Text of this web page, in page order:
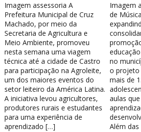
Imagem assessoria A
Prefeitura Municipal de Cruz
Machado, por meio da
Secretaria de Agricultura e
Meio Ambiente, promoveu
nesta semana uma viagem
técnica até a cidade de Castro
para participação na Agroleite,
um dos maiores eventos do
setor leiteiro da América Latina.
A iniciativa levou agricultores,
produtores rurais e estudantes
para uma experiência de
aprendizado […]
Imagem
de
no
o projeto
mais de
aulas
Além